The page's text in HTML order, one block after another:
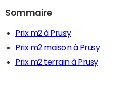
Sommaire
Prix m2 à Prusy
Prix m2 maison à Prusy
Prix m2 terrain à Prusy